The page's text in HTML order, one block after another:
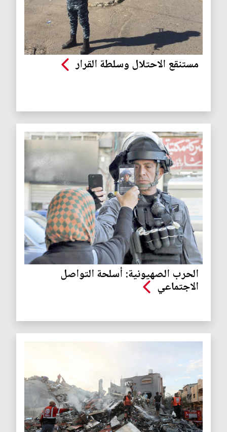
مستنقع الاحتلال وسلطة القرار
الحرب الصهيونية: أسلحة التواصل
الاجتماعي